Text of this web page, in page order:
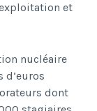
et
nucléaire
d’euros
dont